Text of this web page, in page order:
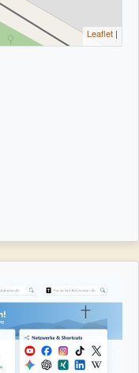
Leaflet |